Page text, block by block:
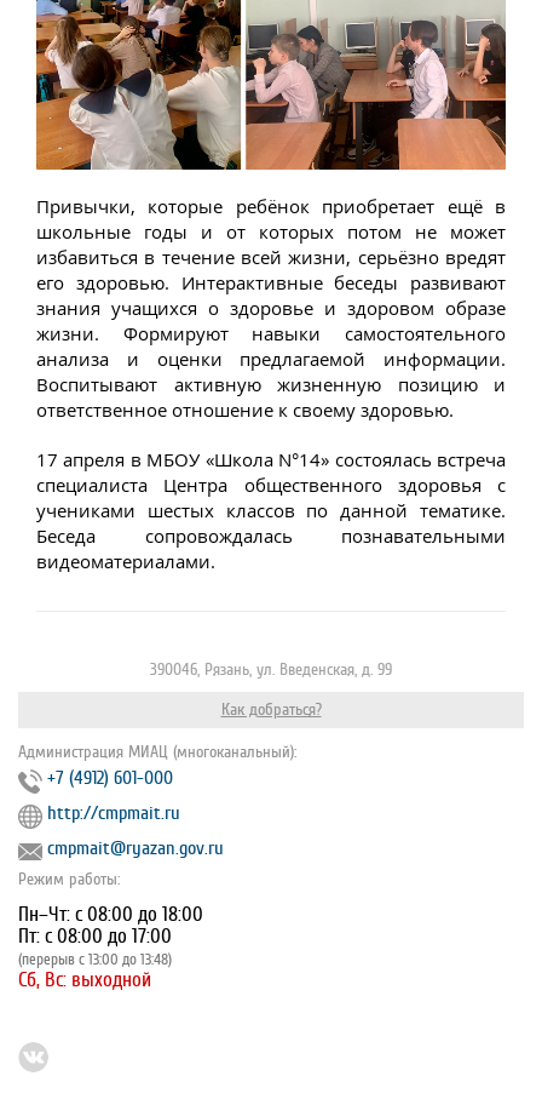
Привычки, которые ребёнок приобретает ещё в
школьные годы и от которых потом не может
избавиться в течение всей жизни, серьёзно вредят
его здоровью. Интерактивные беседы развивают
знания учащихся о здоровье и здоровом образе
жизни. Формируют навыки самостоятельного
анализа и оценки предлагаемой информации.
Воспитывают активную жизненную позицию и
ответственное отношение к своему здоровью.
17 апреля в МБОУ «Школа N°14» состоялась встреча
специалиста Центра общественного здоровья с
учениками шестых классов по данной тематике.
Беседа сопровождалась познавательными
видеоматериалами.
390046, Рязань, ул. Введенская, д. 99
Как добраться?
Администрация МИАЦ (многоканальный):
+7 (4912) 601-000
http://cmpmait.ru
cmpmait@ryazan.gov.ru
Режим работы:
Пн–Чт: с 08:00 до 18:00
Пт: с 08:00 до 17:00
(перерыв с 13:00 до 13:48)
Сб, Вс: выходной